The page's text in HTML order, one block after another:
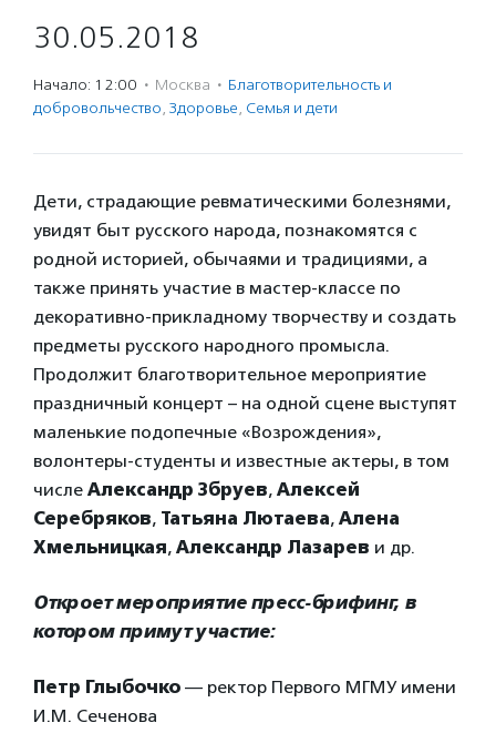
30.05.2018
Начало: 12:00 · Москва · Благотвори­тель­ность и
доброволь­чест­во, Здоровье, Семья и дети
Дети, страдающие ревматическими болезнями,
увидят быт русского народа, познакомятся с
родной историей, обычаями и традициями, а
также принять участие в мастер-классе по
декоративно-прикладному творчеству и создать
предметы русского народного промысла.
Продолжит благотворительное мероприятие
праздничный концерт – на одной сцене выступят
маленькие подопечные «Возрождения»,
волонтеры-студенты и известные актеры, в том
числе Александр Збруев, Алексей
Серебряков, Татьяна Лютаева, Алена
Хмельницкая, Александр Лазарев и др.
Откроет мероприятие пресс-брифинг, в
котором примут участие:
Петр Глыбочко — ректор Первого МГМУ имени
И.М. Сеченова